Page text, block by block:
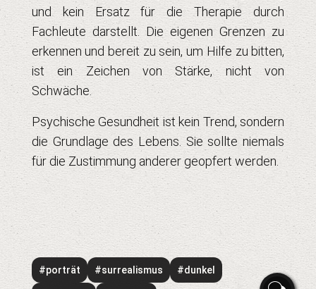
und kein Ersatz für die Therapie durch
Fachleute darstellt. Die eigenen Grenzen zu
erkennen und bereit zu sein, um Hilfe zu bitten,
ist ein Zeichen von Stärke, nicht von
Schwäche.
Psychische Gesundheit ist kein Trend, sondern
die Grundlage des Lebens. Sie sollte niemals
für die Zustimmung anderer geopfert werden.
#porträt #surrealismus #dunkel